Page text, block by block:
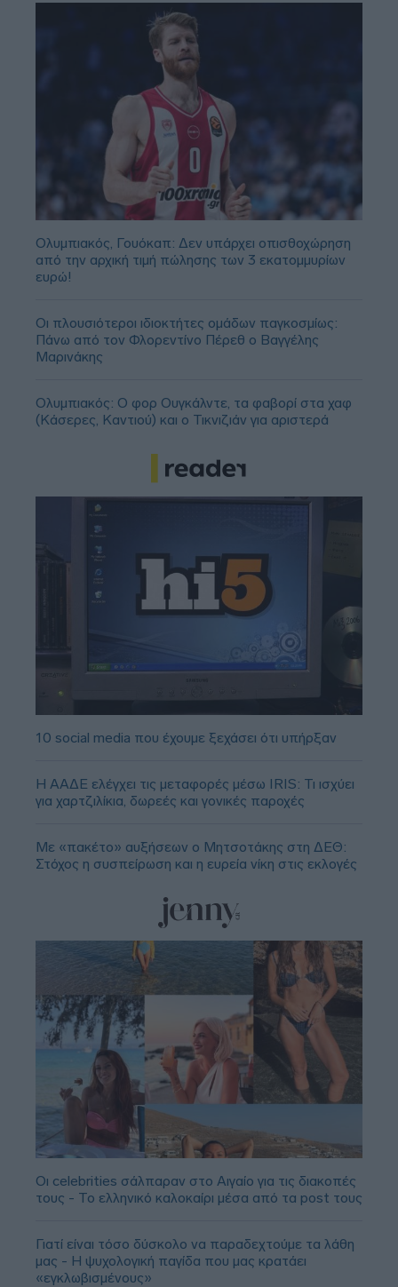
Ολυμπιακός, Γουόκαπ: Δεν υπάρχει οπισθοχώρηση
από την αρχική τιμή πώλησης των 3 εκατομμυρίων
ευρώ!
Οι πλουσιότεροι ιδιοκτήτες ομάδων παγκοσμίως:
Πάνω από τον Φλορεντίνο Πέρεθ ο Βαγγέλης
Μαρινάκης
Ολυμπιακός: Ο φορ Ουγκάλντε, τα φαβορί στα χαφ
(Κάσερες, Καντιού) και ο Τικνιζιάν για αριστερά
10 social media που έχουμε ξεχάσει ότι υπήρξαν
Η ΑΑΔΕ ελέγχει τις μεταφορές μέσω IRIS: Τι ισχύει
για χαρτζιλίκια, δωρεές και γονικές παροχές
Με «πακέτο» αυξήσεων ο Μητσοτάκης στη ΔΕΘ:
Στόχος η συσπείρωση και η ευρεία νίκη στις εκλογές
Οι celebrities σάλπαραν στο Αιγαίο για τις διακοπές
τους - Το ελληνικό καλοκαίρι μέσα από τα post τους
Γιατί είναι τόσο δύσκολο να παραδεχτούμε τα λάθη
μας - Η ψυχολογική παγίδα που μας κρατάει
«εγκλωβισμένους»